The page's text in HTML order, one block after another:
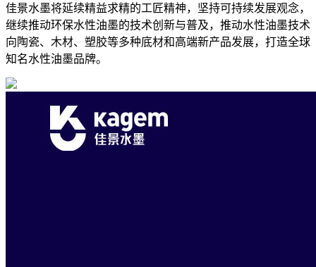
佳景水墨将延续精益求精的工匠精神，坚持可持续发展观念，
继续推动环保水性油墨的技术创新与普及，推动水性油墨技术
向陶瓷、木材、塑胶等多种底材和高端新产品发展，打造全球
知名水性油墨品牌。